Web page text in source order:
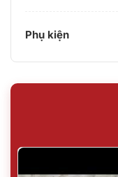
Phụ kiện